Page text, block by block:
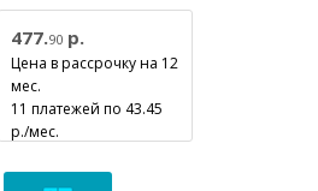
477.90р.
Цена в рассрочку на 12
мес.
11 платежей по 43.45
р./мес.